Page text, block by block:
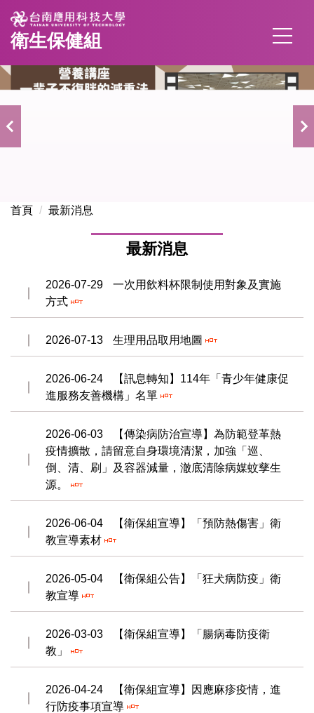
跳
到
主
內
衛生保健組
首頁 最新消息
最新消息
2026-07-29
一次用飲料杯限制使用對象及實施
方式
2026-07-13 生理用品取用地圖
2026-06-24
【訊息轉知】114年「青少年健康促
進服務友善機構」名單
2026-06-03
【傳染病防治宣導】為防範登革熱
疫情擴散，請留意自身環境清潔，加強「巡、
倒、清、刷」及容器減量，澈底清除病媒蚊孳生
源。
2026-06-04
【衛保組宣導】「預防熱傷害」衛
教宣導素材
2026-05-04
【衛保組公告】「狂犬病防疫」衛
教宣導
2026-03-03
【衛保組宣導】「腸病毒防疫衛
教」
2026-04-24
【衛保組宣導】因應麻疹疫情，進
行防疫事項宣導